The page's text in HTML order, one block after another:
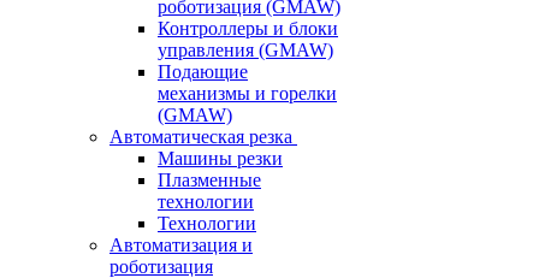
роботизация (GMAW)
Контроллеры и блоки
управления (GMAW)
Подающие
механизмы и горелки
(GMAW)
Автоматическая резка
Машины резки
Плазменные
технологии
Технологии
Автоматизация и
роботизация